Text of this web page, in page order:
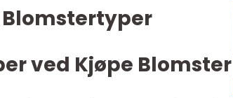
Blomstertyper
ved Kjøpe Blomster